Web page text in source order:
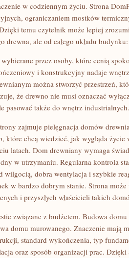
w codziennym życiu. Strona
ograniczaniem mostków
temu czytelnik może lepiej
drewna, ale od całego układu
przez osoby, które cenią
i konstrukcyjny nadaje
można stworzyć przestrzeń,
że drewno nie musi oznaczać
pasować także do wnętrz industrialnych.
zajmuje pielęgnacja domów
które chcą wiedzieć, jak wygląda
latach. Dom drewniany wymaga
w utrzymaniu. Regularna kontrola
wilgocią, dobra wentylacja i szybkie
w bardzo dobrym stanie. Strona
i przyszłych właścicieli takich
związane z budżetem. Budowa
domu murowanego. Znaczenie mają
standard wykończenia, typ
oraz sposób organizacji prac.